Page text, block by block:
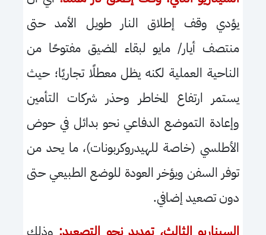
يؤدي وقف إطلاق النار طويل الأمد حتى
منتصف أيار/ مايو لبقاء المضيق مفتوحًا من
الناحية العملية لكنه يظل معطلًا تجاريًا؛ حيث
يستمر ارتفاع المخاطر وحذر شركات التأمين
وإعادة التموضع الدفاعي نحو بدائل في حوض
الأطلسي (خاصة للهيدروكربونات)، ما يحد من
توفر السفن ويؤخر العودة للوضع الطبيعي حتى
دون تصعيد إضافي.